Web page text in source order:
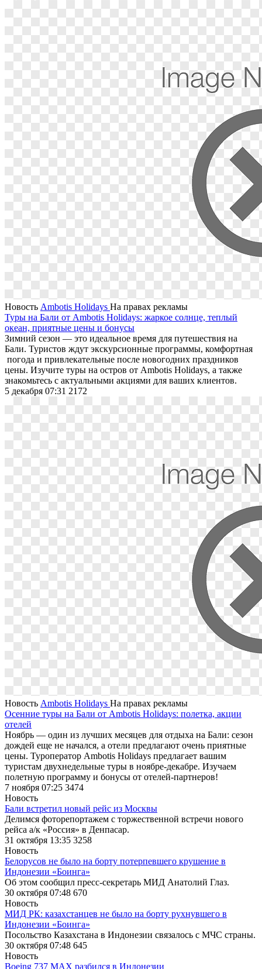
Новость Ambotis Holidays На правах рекламы
Туры на Бали от Ambotis Holidays: жаркое солнце, теплый
океан, приятные цены и бонусы
Зимний сезон — это идеальное время для путешествия на
Бали. Туристов ждут экскурсионные программы, комфортная
погода и привлекательные после новогодних праздников
цены. Изучите туры на остров от Ambotis Holidays, а также
знакомьтесь с актуальными акциями для ваших клиентов.
5 декабря 07:31 2172
Новость Ambotis Holidays На правах рекламы
Осенние туры на Бали от Ambotis Holidays: полетка, акции
отелей
Ноябрь — один из лучших месяцев для отдыха на Бали: сезон
дождей еще не начался, а отели предлагают очень приятные
цены. Туроператор Ambotis Holidays предлагает вашим
туристам двухнедельные туры в ноябре-декабре. Изучаем
полетную программу и бонусы от отелей-партнеров!
7 ноября 07:25 3474
Новость
Бали встретил новый рейс из Москвы
Делимся фоторепортажем с торжественной встречи нового
рейса а/к «Россия» в Денпасар.
31 октября 13:35 3258
Новость
Белорусов не было на борту потерпевшего крушение в
Индонезии «Боинга»
Об этом сообщил пресс-секретарь МИД Анатолий Глаз.
30 октября 07:48 670
Новость
МИД РК: казахстанцев не было на борту рухнувшего в
Индонезии «Боинга»
Посольство Казахстана в Индонезии связалось с МЧС страны.
30 октября 07:48 645
Новость
Boeing 737 MAX разбился в Индонезии